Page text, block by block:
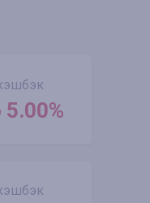
5.00%